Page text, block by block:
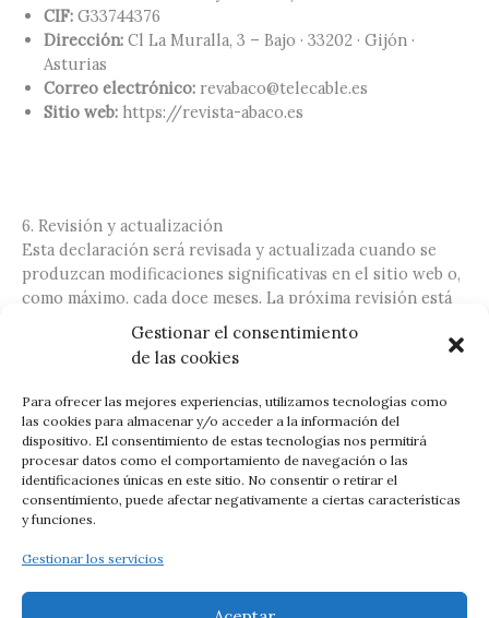
Gestionar el consentimiento
de las cookies
Para ofrecer las mejores experiencias, utilizamos tecnologías como
las cookies para almacenar y/o acceder a la información del
dispositivo. El consentimiento de estas tecnologías nos permitirá
procesar datos como el comportamiento de navegación o las
identificaciones únicas en este sitio. No consentir o retirar el
consentimiento, puede afectar negativamente a ciertas características
y funciones.
Gestionar los servicios
CIF: G33744376
Dirección: Cl La Muralla, 3 – Bajo · 33202 · Gijón ·
Asturias
Correo electrónico: revabaco@telecable.es
Sitio web: https://revista-abaco.es
6. Revisión y actualización
Esta declaración será revisada y actualizada cuando se
produzcan modificaciones significativas en el sitio web o,
como máximo, cada doce meses. La próxima revisión está
prevista para el 5 de mayo de 2027.
Nota legal
Esta declaración de accesibilidad ha sido elaborada de
conformidad con el Real Decreto 1112/2018, de 7 de
septiembre, sobre accesibilidad de los sitios web y
aplicaciones para dispositivos móviles del sector público,
Parlamento Europeo y del Consejo.